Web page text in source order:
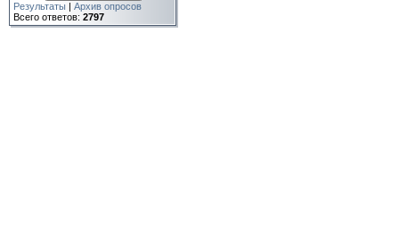
Результаты | Архив опросов
Всего ответов: 2797